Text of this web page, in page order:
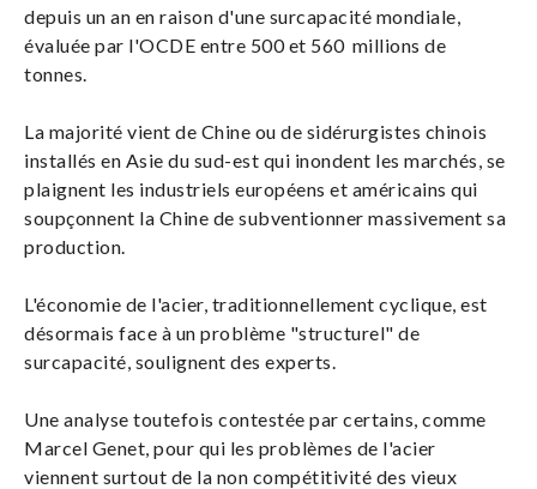
depuis un an en raison d'une surcapacité mondiale,
évaluée par l'OCDE entre 500 et 560 millions de
tonnes.
La majorité vient de Chine ou de sidérurgistes chinois
installés en Asie du sud-est qui inondent les marchés, se
plaignent les industriels européens et américains qui
soupçonnent la Chine de subventionner massivement sa
production.
L'économie de l'acier, traditionnellement cyclique, est
désormais face à un problème "structurel" de
surcapacité, soulignent des experts.
Une analyse toutefois contestée par certains, comme
Marcel Genet, pour qui les problèmes de l'acier
viennent surtout de la non compétitivité des vieux